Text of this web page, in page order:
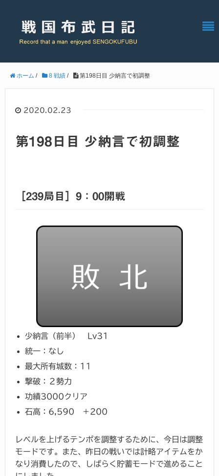
ホーム / 8 戦績 / 第198日目 少納言で初調整
2020.02.23
第198日目 少納言で初調整
［239局目］9：00開戦
少納言（前半） Lv31
統一：なし
最大所有城数：11
撃破：２勢力
功績3000クリア
石高：6,590 ＋200
レベルを上げるテンポを調整するために、今日は調整
モードです。また、昨日の戦いでは計略アイテムをか
なり消費したので、しばらく貯蓄モードで進めること